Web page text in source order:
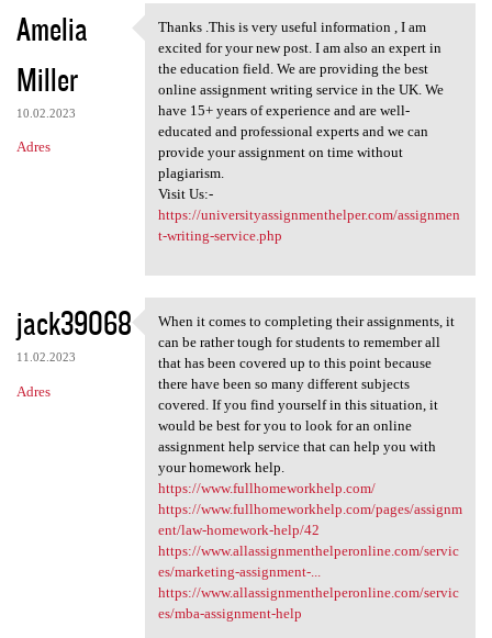
Amelia
Miller
10.02.2023
Adres
Thanks .This is very useful
Thanks .This is very useful information , I am
excited for your new post. I am also an expert in
the education field. We are providing the best
online assignment writing service in the UK. We
have 15+ years of experience and are well-
educated and professional experts and we can
provide your assignment on time without
plagiarism.
Visit Us:-
https://universityassignmenthelper.com/assignmen
t-writing-service.php
jack39068
11.02.2023
Adres
When it comes to completing
When it comes to completing their assignments, it
can be rather tough for students to remember all
that has been covered up to this point because
there have been so many different subjects
covered. If you find yourself in this situation, it
would be best for you to look for an online
assignment help service that can help you with
your homework help.
https://www.fullhomeworkhelp.com/
https://www.fullhomeworkhelp.com/pages/assignm
ent/law-homework-help/42
https://www.allassignmenthelperonline.com/servic
es/marketing-assignment-...
https://www.allassignmenthelperonline.com/servic
es/mba-assignment-help